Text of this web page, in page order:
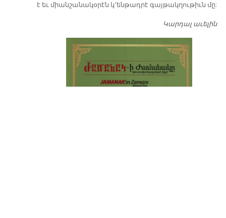
է եւ միանշանակօրէն կ՚ենթադրէ գայթակղութիւն մը:
Կարդալ աւելին